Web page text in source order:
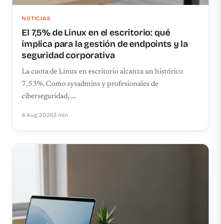
NOTICIAS
El 7,5% de Linux en el escritorio: qué
implica para la gestión de endpoints y la
seguridad corporativa
La cuota de Linux en escritorio alcanza un histórico
7,53%. Como sysadmins y profesionales de
ciberseguridad, …
4 Aug 20263 min